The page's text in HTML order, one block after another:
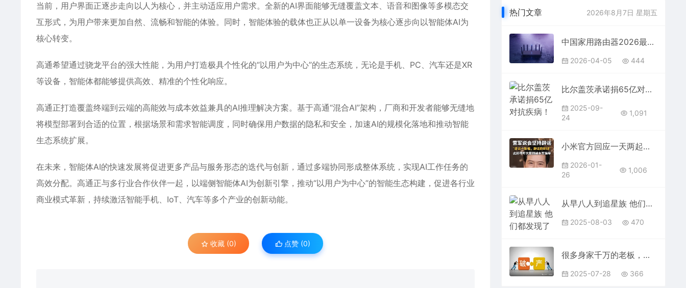
当前，用户界面正逐步走向以人为核心，并主动适应用户需求。全新的AI界面能够无缝覆盖文本、语音和图像等多模态交
互形式，为用户带来更加自然、流畅和智能的体验。同时，智能体验的载体也正从以单一设备为核心逐步向以智能体AI为
核心转变。
高通希望通过骁龙平台的强大性能，为用户打造极具个性化的“以用户为中心”的生态系统，无论是手机、PC、汽车还是XR
等设备，智能体都能够提供高效、精准的个性化响应。
高通正打造覆盖终端到云端的高能效与成本效益兼具的AI推理解决方案。基于高通“混合AI”架构，厂商和开发者能够无缝地
将模型部署到合适的位置，根据场景和需求智能调度，同时确保用户数据的隐私和安全，加速AI的规模化落地和推动智能
生态系统扩展。
在未来，智能体AI的快速发展将促进更多产品与服务形态的迭代与创新，通过多端协同形成整体系统，实现AI工作任务的
高效分配。高通正与多行业合作伙伴一起，以端侧智能体AI为创新引擎，推动“以用户为中心”的智能生态构建，促进各行业
商业模式革新，持续激活智能手机、IoT、汽车等多个产业的创新动能。
收藏 (0) 点赞 (0)
热门文章 2026年8月7日 星期五
中国家用路由器2026最新销量排行出炉：华为、普联、小米前三
2026-04-05 444
比尔盖茨承诺捐65亿对抗疾病！呼吁停止减少卫生经费
2025-09-
24
1,091
小米官方回应一天两起车辆起火事件！动力电池均处于正常状态不信谣、不传谣
2026-01-
26
1,006
从早八人到追星族 他们都发现了生活里的小确幸
2025-08-03 470
很多身家千万的老板，破产了就很难再翻身，这是为什么？
2025-07-28 366